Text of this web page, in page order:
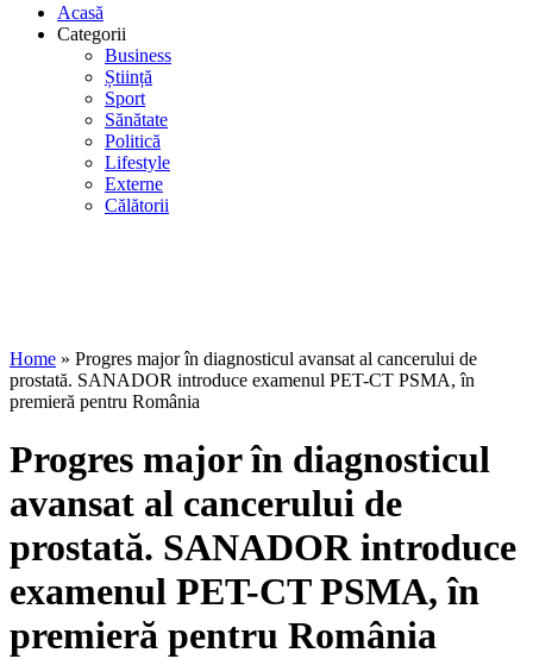
Acasă
Categorii
Business
Știință
Sport
Sănătate
Politică
Lifestyle
Externe
Călătorii
Home » Progres major în diagnosticul avansat al cancerului de
prostată. SANADOR introduce examenul PET-CT PSMA, în
premieră pentru România
Progres major în diagnosticul
avansat al cancerului de
prostată. SANADOR introduce
examenul PET-CT PSMA, în
premieră pentru România